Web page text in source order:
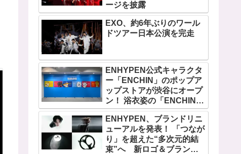
ージを披露
EXO、約6年ぶりのワール
ドツアー日本公演を完走
ENHYPEN公式キャラクタ
ー「ENCHIN」のポップア
ップストアが渋谷にオープ
ン！ 浴衣姿の「ENCHIN」
が登場
ENHYPEN、ブランドリニ
ューアルを発表！ 「つなが
り」を超えた“多次元的結
束”へ 新ロゴ＆ブランド